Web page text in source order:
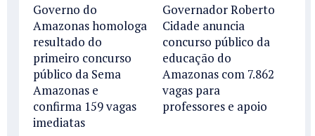
Governo do
Amazonas homologa
resultado do
primeiro concurso
público da Sema
Amazonas e
confirma 159 vagas
imediatas
Governador Roberto
Cidade anuncia
concurso público da
educação do
Amazonas com 7.862
vagas para
professores e apoio